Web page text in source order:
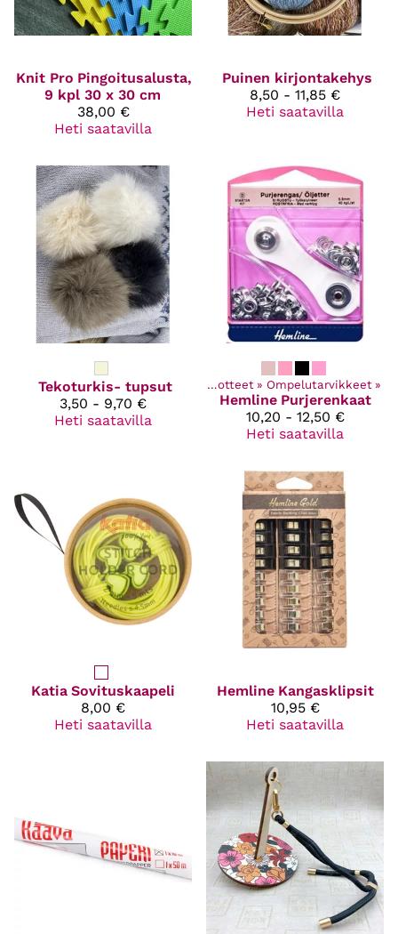
Knit Pro Pingoitusalusta,
9 kpl 30 x 30 cm
38,00 €
Heti saatavilla
Puinen kirjontakehys
8,50 - 11,85 €
Heti saatavilla
Tekoturkis- tupsut
3,50 - 9,70 €
Heti saatavilla
Kaikki tuotteet ‪» Ompelutarvikkeet ‪»
Hemline Purjerenkaat
10,20 - 12,50 €
Heti saatavilla
Katia Sovituskaapeli
8,00 €
Heti saatavilla
Hemline Kangasklipsit
10,95 €
Heti saatavilla